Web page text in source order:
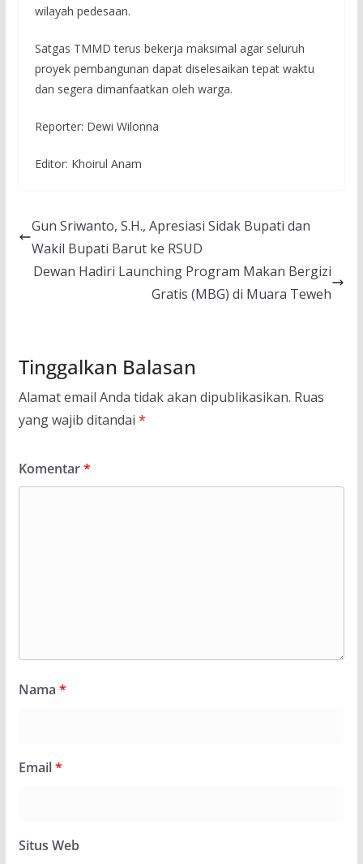
wilayah pedesaan.
Satgas TMMD terus bekerja maksimal agar seluruh
proyek pembangunan dapat diselesaikan tepat waktu
dan segera dimanfaatkan oleh warga.
Reporter: Dewi Wilonna
Editor: Khoirul Anam
Gun Sriwanto, S.H., Apresiasi Sidak Bupati dan
Wakil Bupati Barut ke RSUD
Dewan Hadiri Launching Program Makan Bergizi
Gratis (MBG) di Muara Teweh
Tinggalkan Balasan
Alamat email Anda tidak akan dipublikasikan. Ruas
yang wajib ditandai *
Komentar*
Nama *
Email*
Situs Web